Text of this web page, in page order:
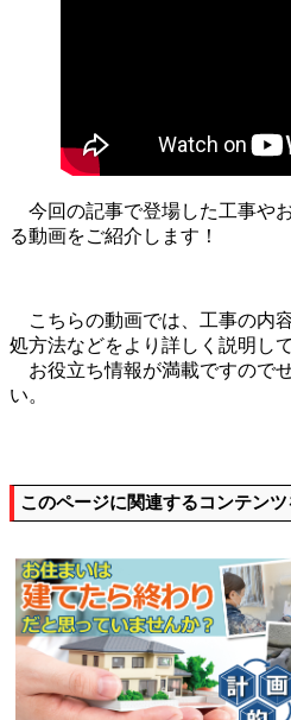
今回の記事で登場した工事や
る動画をご紹介します！
こちらの動画では、工事の内
処方法などをより詳しく説明し
お役立ち情報が満載ですので
い。
このページに関連するコンテン